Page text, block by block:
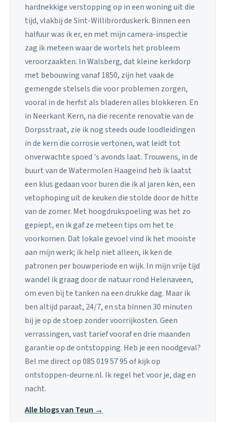
hardnekkige verstopping op in een woning uit die
tijd, vlakbij de Sint-Willibrorduskerk. Binnen een
halfuur was ik er, en met mijn camera-inspectie
zag ik meteen waar de wortels het probleem
veroorzaakten. In Walsberg, dat kleine kerkdorp
met bebouwing vanaf 1850, zijn het vaak de
gemengde stelsels die voor problemen zorgen,
vooral in de herfst als bladeren alles blokkeren. En
in Neerkant Kern, na die recente renovatie van de
Dorpsstraat, zie ik nog steeds oude loodleidingen
in de kern die corrosie vertonen, wat leidt tot
onverwachte spoed 's avonds laat. Trouwens, in de
buurt van de Watermolen Haageind heb ik laatst
een klus gedaan voor buren die ik al jaren ken, een
vetophoping uit de keuken die stolde door de hitte
van de zomer. Met hoogdrukspoeling was het zo
gepiept, en ik gaf ze meteen tips om het te
voorkomen. Dat lokale gevoel vind ik het mooiste
aan mijn werk; ik help niet alleen, ik ken de
patronen per bouwperiode en wijk. In mijn vrije tijd
wandel ik graag door de natuur rond Helenaveen,
om even bij te tanken na een drukke dag. Maar ik
ben altijd paraat, 24/7, en sta binnen 30 minuten
bij je op de stoep zonder voorrijkosten. Geen
verrassingen, vast tarief vooraf en drie maanden
garantie op de ontstopping. Heb je een noodgeval?
Bel me direct op 085 019 57 95 of kijk op
ontstoppen-deurne.nl. Ik regel het voor je, dag en
nacht.
Alle blogs van Teun →